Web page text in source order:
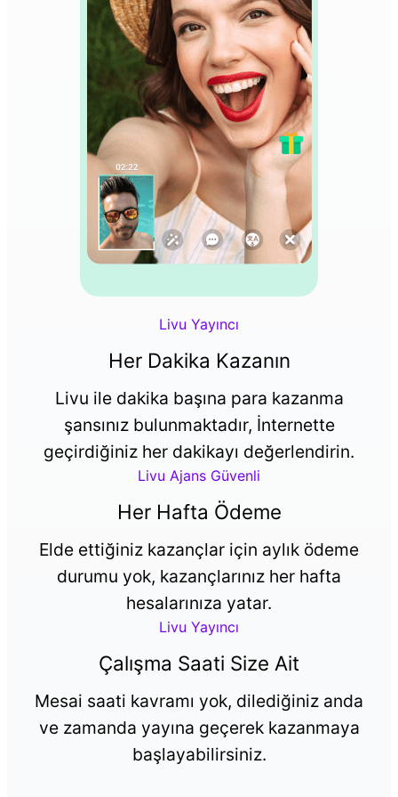
Livu Yayıncı
Her Dakika Kazanın
Livu ile dakika başına para kazanma
şansınız bulunmaktadır, İnternette
geçirdiğiniz her dakikayı değerlendirin.
Livu Ajans Güvenli
Her Hafta Ödeme
Elde ettiğiniz kazançlar için aylık ödeme
durumu yok, kazançlarınız her hafta
hesalarınıza yatar.
Livu Yayıncı
Çalışma Saati Size Ait
Mesai saati kavramı yok, dilediğiniz anda
ve zamanda yayına geçerek kazanmaya
başlayabilirsiniz.